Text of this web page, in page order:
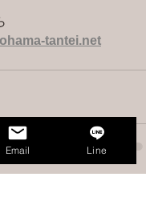
tantei.net
Email Line